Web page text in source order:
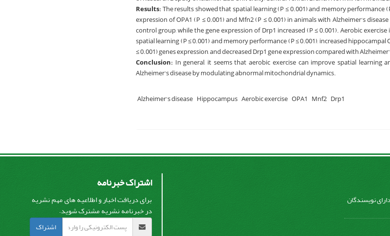
Results:The results showed that spatial learning (P ≤ 0.001) and memory performance
expression of OPA1 (P ≤ 0.001) and Mfn2 (P ≤ 0.001) in animals with Alzheimer's
control group, while the gene expression of Drp1 increased (P ≤ 0.001). Aerobic
spatial learning (P ≤ 0.001) and memory performance (P ≤ 0.001), increased hippocampal
≤ 0.001) genes expression, and decreased Drp1 gene expression compared with
Conclusion: In general, it seems that aerobic exercise can improve spatial learning
Alzheimer's disease by modulating abnormal mitochondrial dynamics.
Alzheimer's disease Hippocampus Aerobic exercise OPA1 Mnf2 Drp1
نویسندگان
اشتراک خبرنامه
برای دریافت اخبار و اطلاعیه های مهم نشریه
در خبرنامه نشریه مشترک شوید.
اشتراک